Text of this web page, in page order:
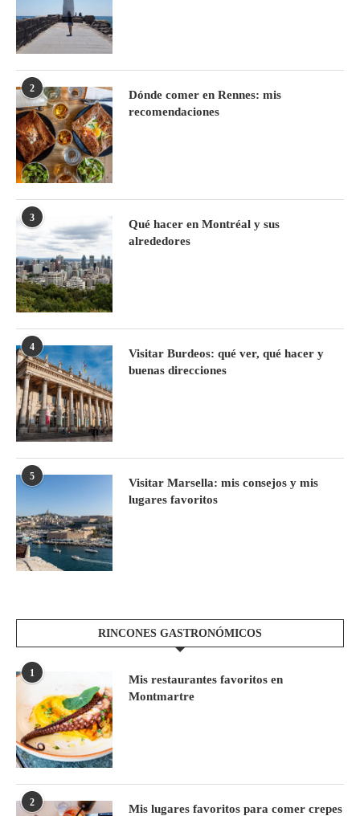
2
Dónde comer en Rennes: mis
recomendaciones
3
Qué hacer en Montréal y sus
alrededores
4
Visitar Burdeos: qué ver, qué hacer y
buenas direcciones
5
Visitar Marsella: mis consejos y mis
lugares favoritos
RINCONES GASTRONÓMICOS
1
Mis restaurantes favoritos en
Montmartre
2
Mis lugares favoritos para comer crepes